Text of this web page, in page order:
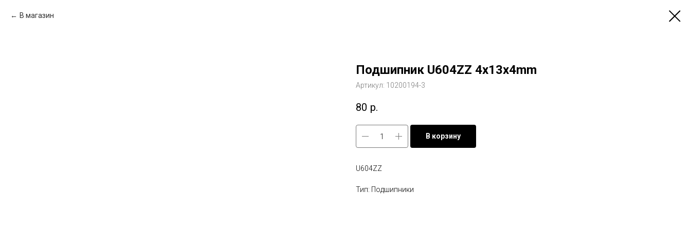
В магазин
Подшипник U604ZZ 4x13x4mm
Артикул: 10200194-3
80 р.
В корзину
U604ZZ
Тип: Подшипники